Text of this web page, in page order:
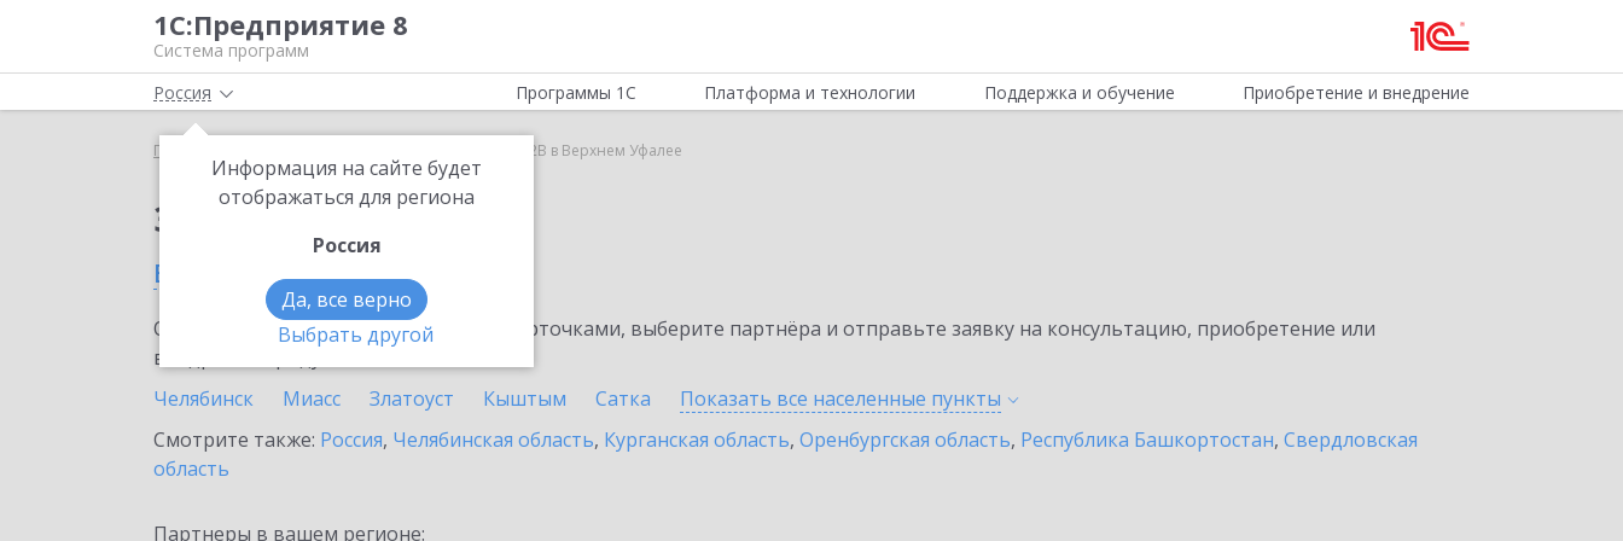
1С:Предприятие 8
Система программ
Россия
Информация на сайте будет
отображаться для региона
Россия
Да, все верно
Выбрать другой
Программы 1С Платформа и технологии Поддержка и обучение Приобретение и внедрение
Главная 1С:СБП C2B в Верхнем Уфалее
Заказать 1С:СБП C2B
в Верхнем Уфалее
Ознакомьтесь с информационными карточками, выберите партнёра и отправьте заявку на консультацию, приобретение или
внедрение продукта.
Челябинск
Миасс Златоуст Кыштым Сатка Показать все населенные пункты
Смотрите также: Россия, Челябинская область, Курганская область, Оренбургская область, Республика Башкортостан, Свердловская
область
Партнеры в вашем регионе: